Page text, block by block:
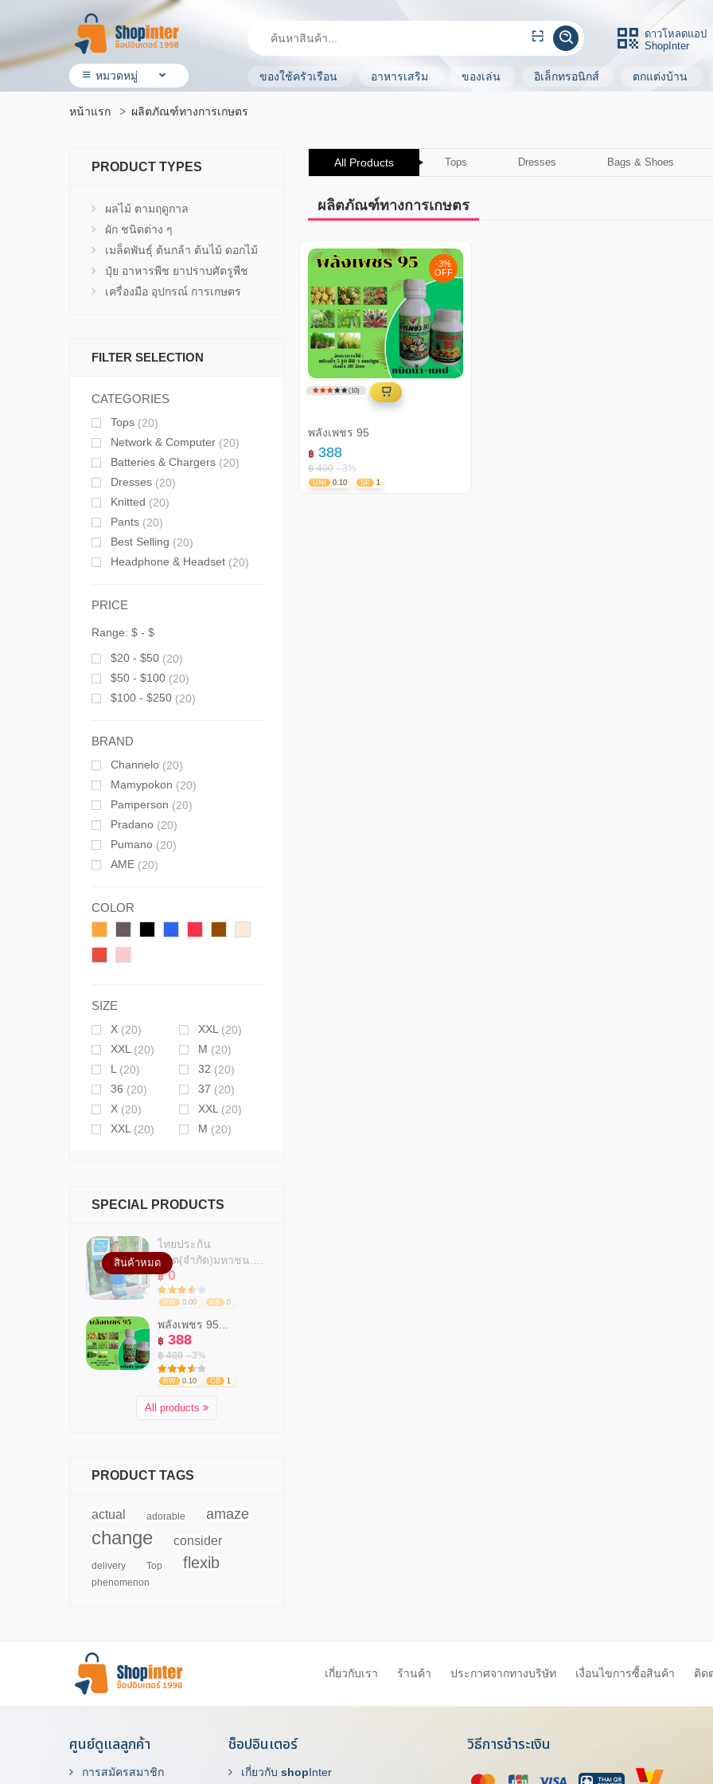
ดาวโหลดแอป
ShopInter
หมวดหมู่
• โรงแรมและบริการ
• ผลิตภัณฑ์ทางการเกษตร
• OTOP ผลิตภัณฑ์คุณภาพ
• อิเล็กทรอนิกส์ & ไอที
• เครื่องใช้ ไฟฟ้า
• สุขภาพและความงาม
• แม่ & เด็ก
• สัตว์เลี้ยง & ผลิตภัณฑ์
• ยานยนต์ & อุปกรณ์เสริม
ของใช้ครัวเรือน อาหารเสริม ของเล่น อิเล็กทรอนิกส์ ตกแต่งบ้าน
หน้าแรก ผลิตภัณฑ์ทางการเกษตร
All Products Tops Dresses Bags & Shoes
ผลิตภัณฑ์ทางการเกษตร
(10)
-3%
OFF
พลังเพชร 95
฿ 388
฿ 400 --3%
UNI 0.10 SP 1
PRODUCT TYPES
ผลไม้ ตามฤดูกาล
ผัก ชนิดต่าง ๆ
เมล็ดพันธุ์ ต้นกล้า ต้นไม้ ดอกไม้
ปุ๋ย อาหารพืช ยาปราบศัตรูพืช
เครื่องมือ อุปกรณ์ การเกษตร
FILTER SELECTION
CATEGORIES
Tops (20)
Network & Computer (20)
Batteries & Chargers (20)
Dresses (20)
Knitted (20)
Pants (20)
Best Selling (20)
Headphone & Headset (20)
PRICE
Range: $ - $
$20 - $50 (20)
$50 - $100 (20)
$100 - $250 (20)
BRAND
Channelo (20)
Mamypokon (20)
Pamperson (20)
Pradano (20)
Pumano (20)
AME (20)
COLOR
SIZE
X (20) XXL (20)
XXL (20) M (20)
L (20) 32 (20)
36 (20) 37 (20)
X (20) XXL (20)
XXL (20) M (20)
SPECIAL PRODUCTS
สินค้าหมด
ไทยประกัน
฿ 0
RW 0.00 CB 0
พลังเพชร 95...
฿ 388
฿ 400 --3%
RW 0.10 CB 1
All products
PRODUCT TAGS
actual adorable amaze
change consider
delivery Top flexib
phenomenon
เกี่ยวกับเรา ร้านค้า ประกาศจากทางบริษัท เงื่อนไขการซื้อสินค้า ติด
ศูนย์ดูแลลูกค้า
การสมัครสมาชิก
ช็อปอินเตอร์
เกี่ยวกับ shopInter
วิธีการชำระเงิน